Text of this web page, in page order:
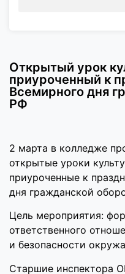
Открытый урок
приуроченный к
Всемирного дня
РФ
2 марта в колледже
открытые уроки
приуроченные к
дня гражданской
Цель мероприятия:
ответственного
и безопасности
Старшие инспектора